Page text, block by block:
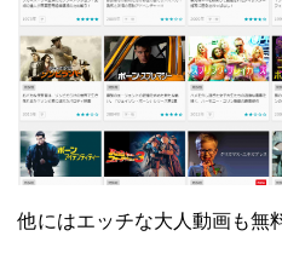
他にはエッチな大人動画も無